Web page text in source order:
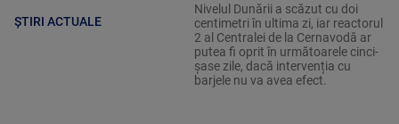
ȘTIRI ACTUALE
Nivelul Dunării a scăzut cu doi
centimetri în ultima zi, iar reactorul
2 al Centralei de la Cernavodă ar
putea fi oprit în următoarele cinci-
șase zile, dacă intervenția cu
barjele nu va avea efect.